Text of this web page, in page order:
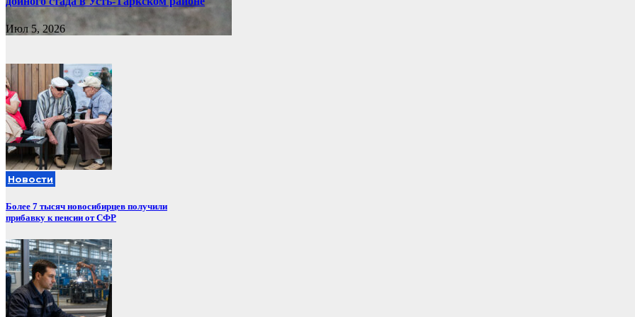
Июл 5, 2026
Новости
Более 7 тысяч новосибирцев получили
прибавку к пенсии от СФР